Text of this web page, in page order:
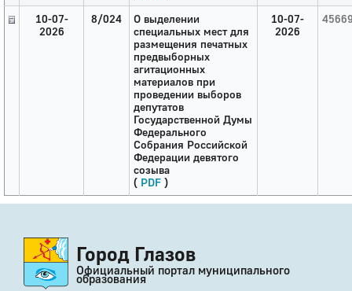
10-07-
2026
8/024
О выделении
специальных мест для
размещения печатных
предвыборных
агитационных
материалов при
проведении выборов
депутатов
Государственной Думы
Федерального
Собрания Российской
Федерации девятого
созыва
( PDF )
10-07-
2026
Город Глазов
Официальный портал муниципального
образования